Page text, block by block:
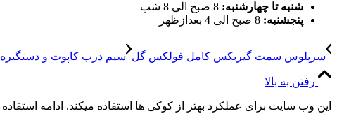
شنبه تا چهارشنبه: 8 صبح الی 8 شب
پنجشنبه: 8 صبح الی 4 بعدازظهر
سرپلوس سمت گیربکس کامل فولکس گل سیم درب کاپوت و
رفتن به بالا
این وب سایت برای عملکرد بهتر از کوکی ها استفاده میکند. ادامه